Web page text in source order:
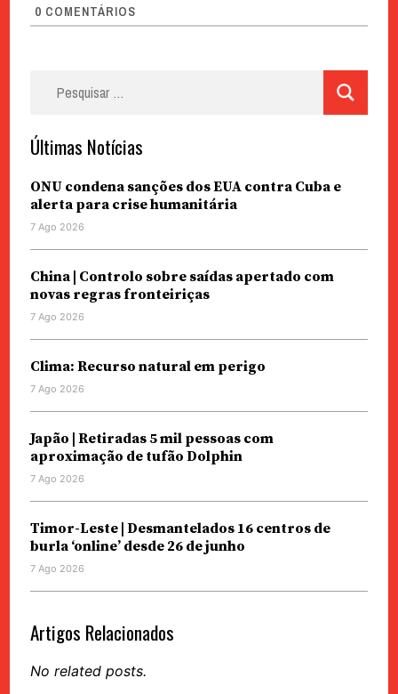
0 COMENTÁRIOS
Últimas Notícias
ONU condena sanções dos EUA contra Cuba e
alerta para crise humanitária
7 Ago 2026
China | Controlo sobre saídas apertado com
novas regras fronteiriças
7 Ago 2026
Clima: Recurso natural em perigo
7 Ago 2026
Japão | Retiradas 5 mil pessoas com
aproximação de tufão Dolphin
7 Ago 2026
Timor-Leste | Desmantelados 16 centros de
burla ‘online’ desde 26 de junho
7 Ago 2026
Artigos Relacionados
No related posts.